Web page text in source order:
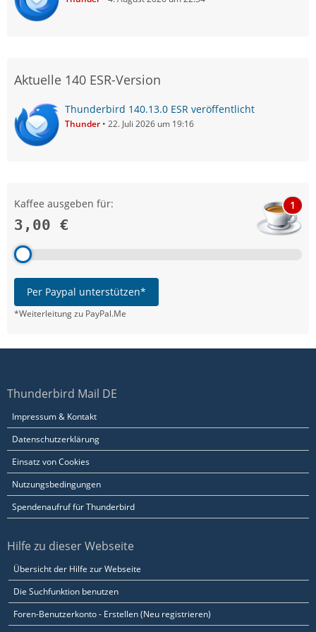
Aktuelle 140 ESR-Version
Thunderbird 140.13.0 ESR veröffentlicht
Thunder 22. Juli 2026 um 19:16
Kaffee ausgeben für:
3,00 €
1
Per Paypal unterstützen*
*Weiterleitung zu PayPal.Me
Thunderbird Mail DE
Impressum & Kontakt
Datenschutzerklärung
Einsatz von Cookies
Nutzungsbedingungen
Spendenaufruf für Thunderbird
Hilfe zu dieser Webseite
Übersicht der Hilfe zur Webseite
Die Suchfunktion benutzen
Foren-Benutzerkonto - Erstellen (Neu registrieren)